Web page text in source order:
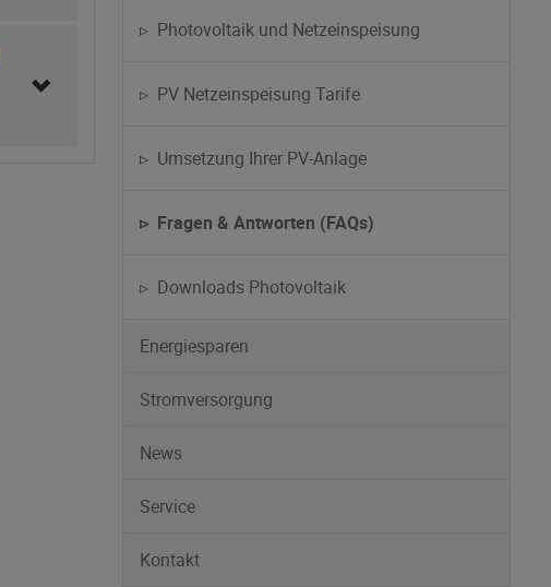
▹ Photovoltaik und Netzeinspeisung
▹ PV Netzeinspeisung Tarife
▹ Umsetzung Ihrer PV-Anlage
▹ Fragen & Antworten (FAQs)
▹ Downloads Photovoltaik
Energiesparen
Stromversorgung
News
Service
Kontakt